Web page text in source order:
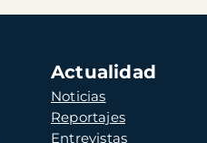
Actualidad
Noticias
Reportajes
Entrevistas